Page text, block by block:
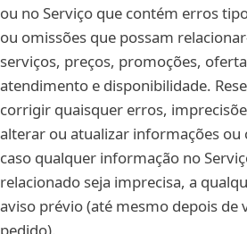
ou no Serviço que contém erros
ou omissões que possam
serviços, preços, promoções,
atendimento e disponibilidade.
corrigir quaisquer erros,
alterar ou atualizar informações ou
caso qualquer informação no
relacionado seja imprecisa, a
aviso prévio (até mesmo depois de